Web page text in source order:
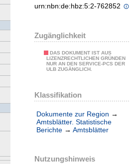
urn:nbn:de:hbz:5:2-762852
Zugänglichkeit
DAS DOKUMENT IST AUS
LIZENZRECHTLICHEN GRÜNDEN
NUR AN DEN SERVICE-PCS DER
ULB ZUGÄNGLICH.
Klassifikation
Dokumente zur Region →
Amtsblätter. Statistische
Berichte → Amtsblätter
Nutzungshinweis